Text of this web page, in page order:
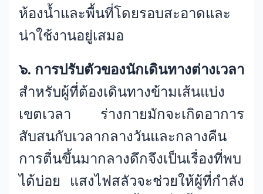
ห้องน้ำและพื้นที่โดยรอบสะอาดและ
น่าใช้งานอยู่เสมอ
๖. การปรับตัวของนักเดินทางต่างเวลา
สำหรับผู้ที่ต้องเดินทางข้ามเส้นแบ่ง
เขตเวลา ร่างกายมักจะเกิดอาการ
สับสนกับเวลากลางวันและกลางคืน
การตื่นขึ้นมากลางดึกจึงเป็นเรื่องที่พบ
ได้บ่อย แสงไฟสลัวจะช่วยให้ผู้ที่กำลัง